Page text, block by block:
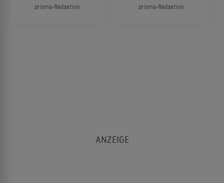
prisma-Redaktion prisma-Redaktion